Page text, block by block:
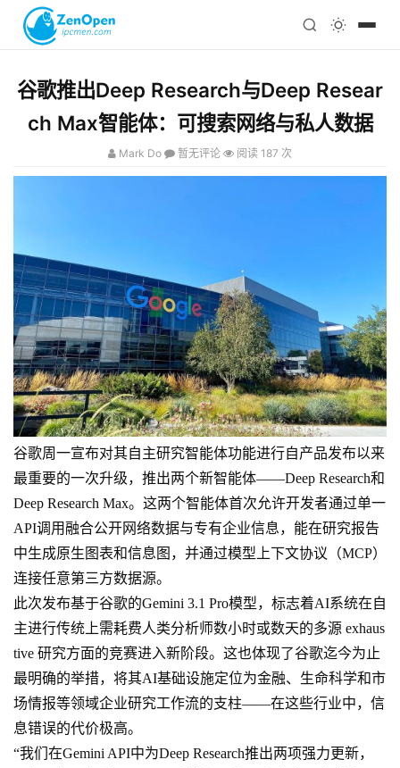
科技
心理
注册
谷歌推出Deep Research与Deep Resear
ch Max智能体：可搜索网络与私人数据
Mark Do 暂无评论 阅读 187 次
谷歌周一宣布对其自主研究智能体功能进行自产品发布以来
最重要的一次升级，推出两个新智能体——Deep Research和
Deep Research Max。这两个智能体首次允许开发者通过单一
API调用融合公开网络数据与专有企业信息，能在研究报告
中生成原生图表和信息图，并通过模型上下文协议（MCP）
连接任意第三方数据源。
此次发布基于谷歌的Gemini 3.1 Pro模型，标志着AI系统在自
主进行传统上需耗费人类分析师数小时或数天的多源 exhaus
tive 研究方面的竞赛进入新阶段。这也体现了谷歌迄今为止
最明确的举措，将其AI基础设施定位为金融、生命科学和市
场情报等领域企业研究工作流的支柱——在这些行业中，信
息错误的代价极高。
“我们在Gemini API中为Deep Research推出两项强力更新，